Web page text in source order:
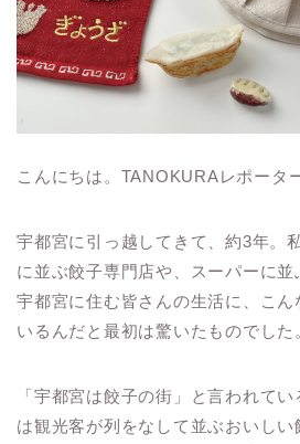
こんにちは。TANOKURAレポータ
宇都宮に引っ越してきて、約3年。
に並ぶ餃子専門店や、スーパーに並
宇都宮に住む皆さんの生活に、こん
いるんだと最初は驚いたものでした
「宇都宮は餃子の街」と言われて
は観光客が列をなして並ぶおいし